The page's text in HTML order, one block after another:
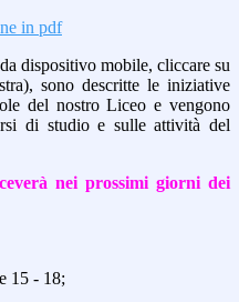
in pdf
dispositivo mobile, cliccare su
sono descritte le iniziative
del nostro Liceo e vengono
di studio e sulle attività del
nei prossimi giorni dei
15 - 18;